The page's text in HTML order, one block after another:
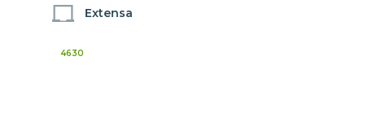
Extensa
4630